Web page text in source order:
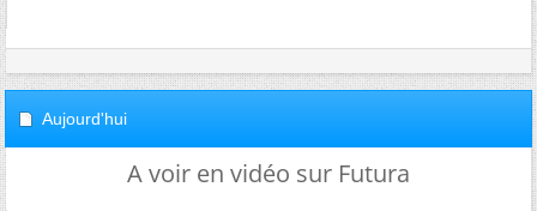
Aujourd'hui
A voir en vidéo sur Futura